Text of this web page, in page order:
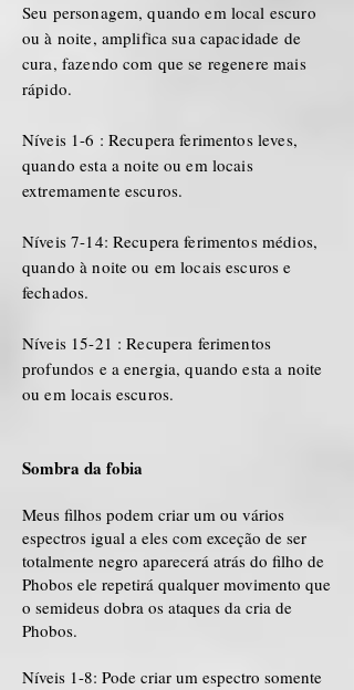
Seu personagem, quando em local escuro
ou à noite, amplifica sua capacidade de
cura, fazendo com que se regenere mais
rápido.
Níveis 1-6 : Recupera ferimentos leves,
quando esta a noite ou em locais
extremamente escuros.
Níveis 7-14: Recupera ferimentos médios,
quando à noite ou em locais escuros e
fechados.
Níveis 15-21 : Recupera ferimentos
profundos e a energia, quando esta a noite
ou em locais escuros.
Sombra da fobia
Meus filhos podem criar um ou vários
espectros igual a eles com exceção de ser
totalmente negro aparecerá atrás do filho de
Phobos ele repetirá qualquer movimento que
o semideus dobra os ataques da cria de
Phobos.
Níveis 1-8: Pode criar um espectro somente